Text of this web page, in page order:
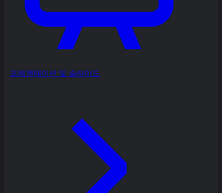
프레젠테이션 및 슬라이드